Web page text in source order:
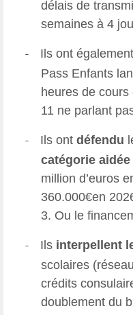
délais de
semaines à 4
- Ils ont également
Pass Enfants
heures de
11 ne parlant
- Ils ont défendu
catégorie aidée
million d’euros
360.000€en
3. Ou le
- Ils interpellent
scolaires
crédits
doublement du